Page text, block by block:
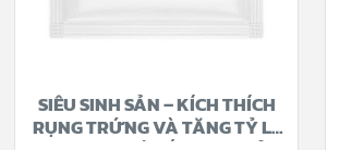
SIÊU SINH SẢN – KÍCH THÍCH
RỤNG TRỨNG VÀ TĂNG TỶ LỆ